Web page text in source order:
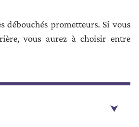
débouchés prometteurs. Si vous
vous aurez à choisir entre